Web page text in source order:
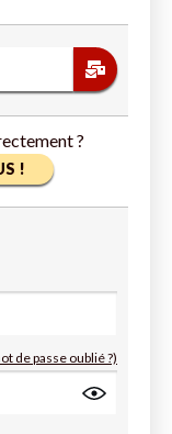
?
!
de passe oublié ?)